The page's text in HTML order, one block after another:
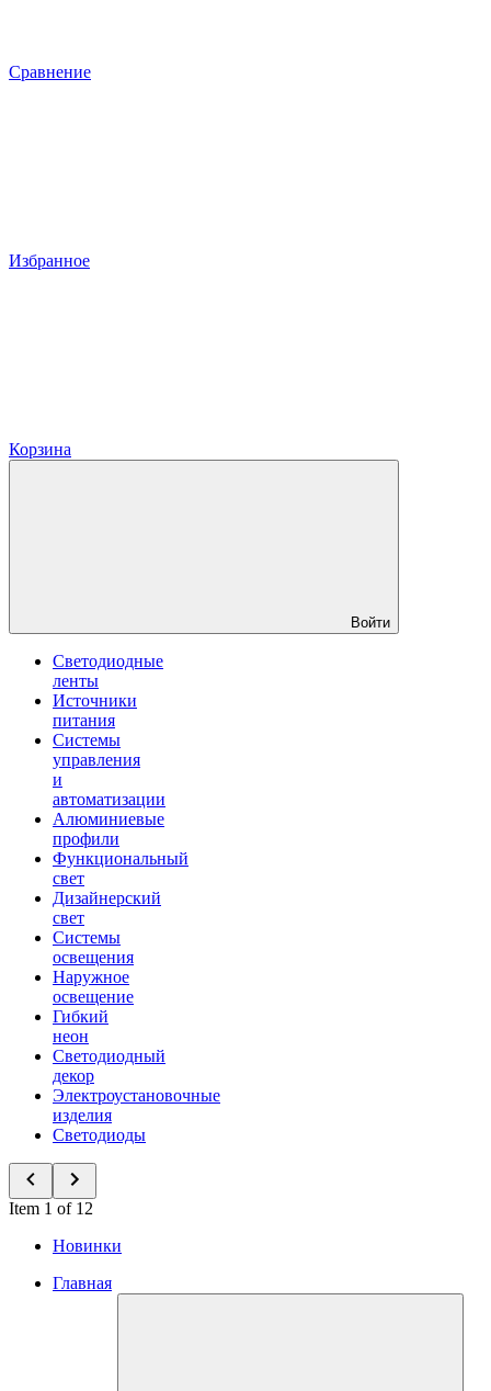
Сравнение
Избранное
Корзина
Войти
Светодиодные
ленты
Источники
питания
Системы
управления
и
автоматизации
Алюминиевые
профили
Функциональный
свет
Дизайнерский
свет
Системы
освещения
Наружное
освещение
Гибкий
неон
Светодиодный
декор
Электроустановочные
изделия
Светодиоды
Item 1 of 12
Новинки
Главная